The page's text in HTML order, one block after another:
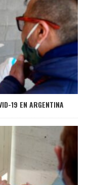
19 EN ARGENTINA